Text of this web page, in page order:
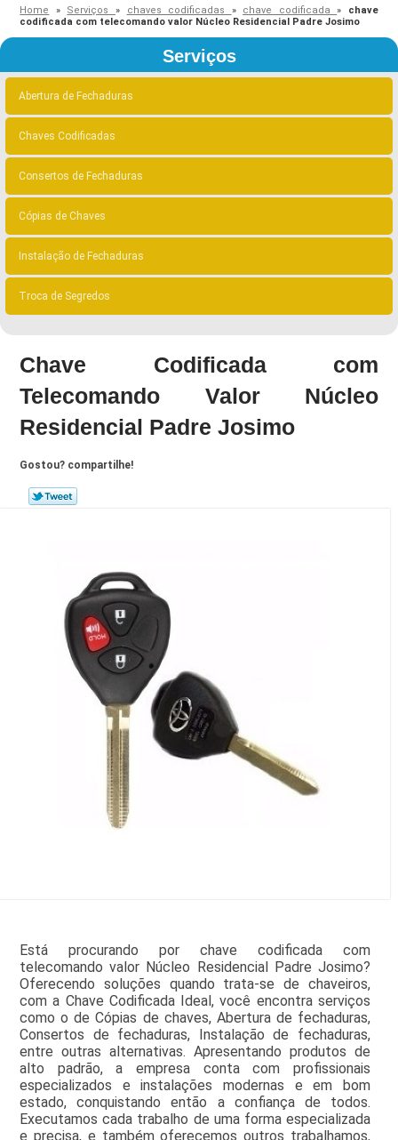
Home » Serviços » chaves codificadas » chave codificada»
chave
codificada com telecomando valor Núcleo Residencial Padre Josimo
Serviços
Abertura de Fechaduras
Chaves Codificadas
Consertos de Fechaduras
Cópias de Chaves
Instalação de Fechaduras
Troca de Segredos
Chave Codificada com
Telecomando Valor Núcleo
Residencial Padre Josimo
Gostou? compartilhe!
Está procurando por chave codificada com
telecomando valor Núcleo Residencial Padre Josimo?
Oferecendo soluções quando trata-se de chaveiros,
com a Chave Codificada Ideal, você encontra serviços
como o de Cópias de chaves, Abertura de fechaduras,
Consertos de fechaduras, Instalação de fechaduras,
entre outras alternativas. Apresentando produtos de
alto padrão, a empresa conta com profissionais
especializados e instalações modernas e em bom
estado, conquistando então a confiança de todos.
Executamos cada trabalho de uma forma especializada
e precisa, e também oferecemos outros trabalhamos,